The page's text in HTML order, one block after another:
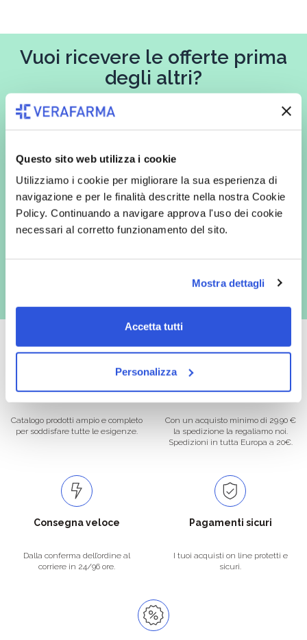
Questo sito web utilizza i cookie
Utilizziamo i cookie per migliorare la sua esperienza di
navigazione e per le finalità descritte nella nostra Cookie
Policy. Continuando a navigare approva l'uso dei cookie
necessari al corretto funzionamento del sito.
Mostra dettagli
Accetta tutti
Personalizza
Vuoi ricevere le offerte prima
degli altri?
Iscriviti alla newsletter
In qualità di interessato, avendo letto l’informativaPrivacy Policy
redatta ai sensi del Regolamento EU 2016/679, acconsento
espressamente al trattamento dei miei dati personali per finalità
commerciali da parte di Verafarma, tra cui invio di comunicazioni
marketing (con modalità telematiche - quali ad es. newsletter ed e-mail
con inviti e comunicazioni commerciali - e modalità tradizionali, quali ad
Catalogo prodotti ampio e completo
per soddisfare tutte le esigenze.
Con un acquisto minimo di 29.90 €
la spedizione la regaliamo noi.
Spedizioni in tutta Europa a 20€.
Consegna veloce
Dalla conferma dell’ordine al
corriere in 24/96 ore.
Pagamenti sicuri
I tuoi acquisti on line protetti e
sicuri.